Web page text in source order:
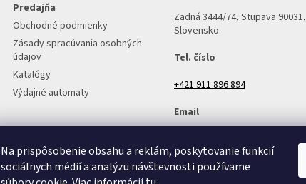
Na prispôsobenie obsahu a reklám, poskytovanie funkcií
sociálnych médií a analýzu návštevnosti používame
Predajňa
Obchodné podmienky
Zásady spracúvania osobných
údajov
Katalógy
Výdajné automaty
Zadná 3444/74, Stupava 90031,
Slovensko
Tel. číslo
+421 911 896 894
Email